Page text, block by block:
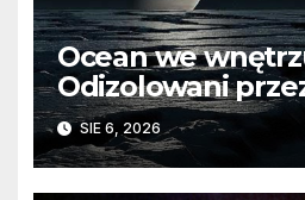
Ocean we
Odizolowani
barierę
SIE 6, 2026